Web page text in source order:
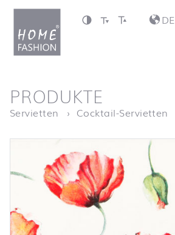
Zum Inhalt springen
DE
Startseite
PRODUKTE
Servietten Cocktail-Servietten